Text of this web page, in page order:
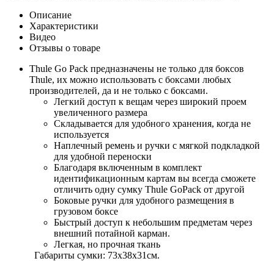
Описание
Характеристики
Видео
Отзывы о товаре
Thule Go Pack предназначены не только для боксов
Thule, их можно использовать с боксами любых
производителей, да и не только с боксами.
Легкий доступ к вещам через широкий проем
увеличенного размера
Складывается для удобного хранения, когда не
используется
Наплечный ремень и ручки с мягкой подкладкой
для удобной переноски
Благодаря включенным в комплект
идентификационным картам вы всегда сможете
отличить одну сумку Thule GoPack от другой
Боковые ручки для удобного размещения в
грузовом боксе
Быстрый доступ к небольшим предметам через
внешний потайной карман.
Легкая, но прочная ткань
Габариты сумки: 73х38х31см.